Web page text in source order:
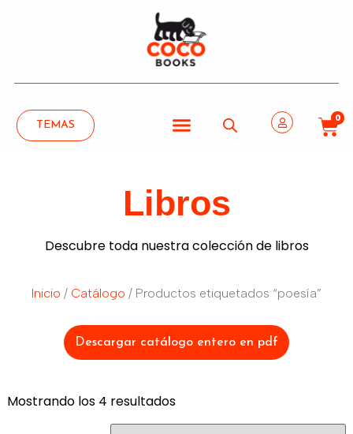
TEMAS
0
Libros
Descubre toda nuestra colección de libros
Inicio / Catálogo / Productos etiquetados “poesía”
Descargar catálogo entero en pdf
Mostrando los 4 resultados